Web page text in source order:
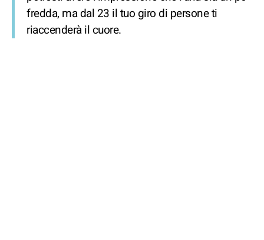
fredda, ma dal 23 il tuo giro di persone ti
riaccenderà il cuore.